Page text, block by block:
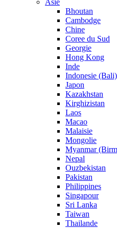
Asie
Bhoutan
Cambodge
Chine
Coree du Sud
Georgie
Hong Kong
Inde
Indonesie (Bali)
Japon
Kazakhstan
Kirghizistan
Laos
Macao
Malaisie
Mongolie
Myanmar
Nepal
Ouzbekistan
Pakistan
Philippines
Singapour
Sri Lanka
Taiwan
Thailande